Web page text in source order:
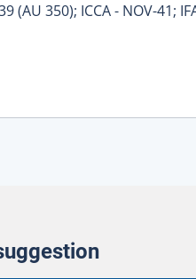
(AU 350); ICCA - NOV-41;